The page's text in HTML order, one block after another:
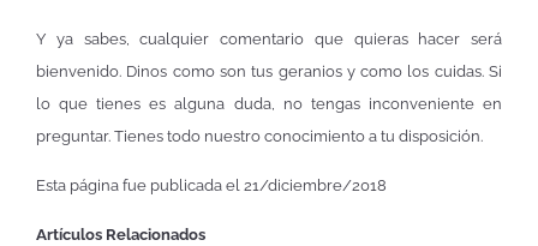
Y ya sabes, cualquier comentario que quieras hacer será
bienvenido. Dinos como son tus geranios y como los cuidas. Si
lo que tienes es alguna duda, no tengas inconveniente en
preguntar. Tienes todo nuestro conocimiento a tu disposición.
Esta página fue publicada el 21/diciembre/2018
Artículos Relacionados